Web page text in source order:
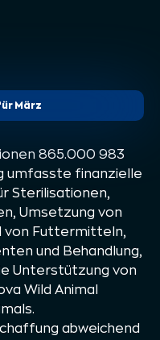
März
865.000 983
umfasste finanzielle
Sterilisationen,
Umsetzung von
von Futtermitteln,
und Behandlung,
Unterstützung von
Wild Animal
abweichend